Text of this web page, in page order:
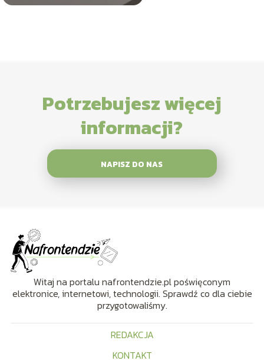
Potrzebujesz więcej
informacji?
NAPISZ DO NAS
Witaj na portalu nafrontendzie.pl poświęconym
elektronice, internetowi, technologii. Sprawdź co dla ciebie
przygotowaliśmy.
REDAKCJA
KONTAKT